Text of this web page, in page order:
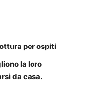
per ospiti
la loro
da casa.